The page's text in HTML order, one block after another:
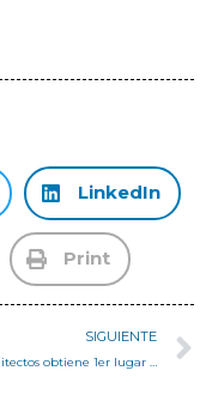
LinkedIn
Print
SIGUIENTE